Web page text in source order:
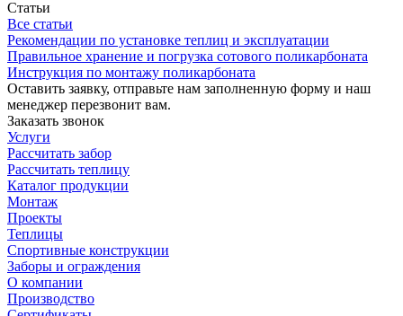
Статьи
Все статьи
Рекомендации по установке теплиц и эксплуатации
Правильное хранение и погрузка сотового поликарбоната
Инструкция по монтажу поликарбоната
Оставить заявку, отправьте нам заполненную форму и наш
менеджер перезвонит вам.
Заказать звонок
Услуги
Рассчитать забор
Рассчитать теплицу
Каталог продукции
Монтаж
Проекты
Теплицы
Спортивные конструкции
Заборы и ограждения
О компании
Производство